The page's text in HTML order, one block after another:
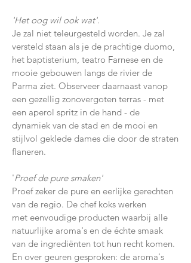
'Het oog wil ook wat'.
Je zal niet teleurgesteld worden. Je zal
versteld staan als je de prachtige duomo,
het baptisterium, teatro Farnese en de
mooie gebouwen langs de rivier de
Parma ziet. Observeer daarnaast vanop
een gezellig zonovergoten terras - met
een aperol spritz in de hand - de
dynamiek van de stad en de mooi en
stijlvol geklede dames die door de straten
flaneren.
'Proef de pure smaken'
Proef zeker de pure en eerlijke gerechten
van de regio. De chef koks werken
met eenvoudige producten waarbij alle
natuurlijke aroma's en de échte smaak
van de ingrediënten tot hun recht komen.
En over geuren gesproken: de aroma's